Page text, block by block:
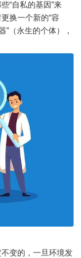
“自私的基因”来
换一个新的“容
”（永生的个体），
变的，一旦环境发